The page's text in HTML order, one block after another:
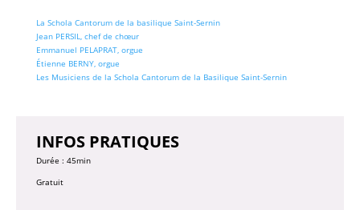
La Schola Cantorum de la basilique Saint-Sernin
Jean PERSIL, chef de chœur
Emmanuel PELAPRAT, orgue
Étienne BERNY, orgue
Les Musiciens de la Schola Cantorum de la Basilique Saint-Sernin
INFOS PRATIQUES
Durée : 45min
Gratuit